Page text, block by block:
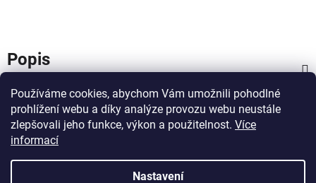
Používáme cookies, abychom Vám umožnili pohodlné
prohlížení webu a díky analýze provozu webu neustále
zlepšovali jeho funkce, výkon a použitelnost. Více
informací
Nastavení
Popis
Diskuze
Copyright 2026Dárky pro hasiče. Všechna práva
Upravit nastavení cookies